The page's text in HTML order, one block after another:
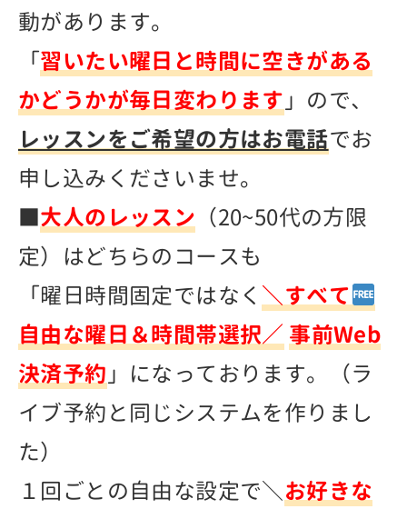
動があります。
「習いたい曜日と時間に空きがある
かどうかが毎日変わります 」ので、
レッスンをご希望の方はお電話でお
申し込みくださいませ。
■大人のレッスン （20~50代の方限
定）はどちらのコースも
「曜日時間固定ではなく ＼すべて
自由な曜日＆時間帯選択／ 事前Web
決済予約 」になっております。（ラ
イブ予約と同じシステムを作りまし
た）
１回ごとの自由な設定で＼お好きな